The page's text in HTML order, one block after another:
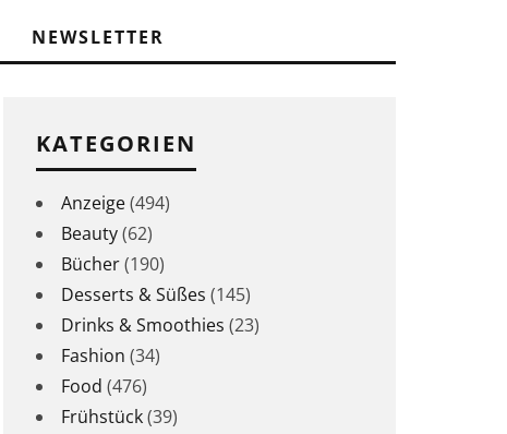
NEWSLETTER
KATEGORIEN
Anzeige(494)
Beauty(62)
Bücher(190)
Desserts & Süßes (145)
Drinks & Smoothies (23)
Fashion (34)
Food (476)
Frühstück(39)